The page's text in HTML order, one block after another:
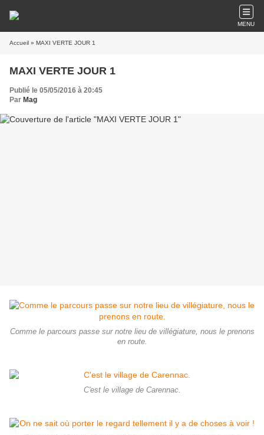
MENU
Accueil » MAXI VERTE JOUR 1
MAXI VERTE JOUR 1
Publié le 05/05/2016 à 20:45
Par Mag
Comme le parcours passe sur notre lieu de villégiature, nous le prenons
en route.
C'est le village de Carennac.